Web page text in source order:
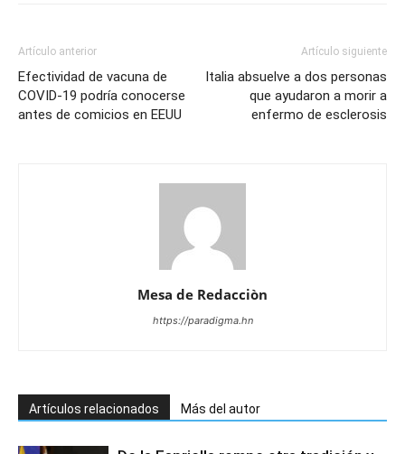
Artículo anterior
Efectividad de vacuna de
COVID-19 podría conocerse
antes de comicios en EEUU
Artículo siguiente
Italia absuelve a dos personas
que ayudaron a morir a
enfermo de esclerosis
Mesa de Redacciòn
https://paradigma.hn
Artículos relacionados Más del autor